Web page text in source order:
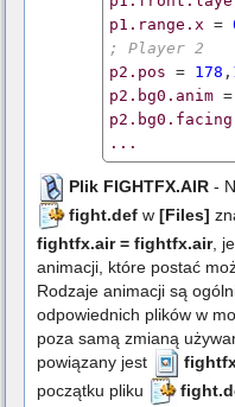
p1.range.x =
; Player 2
p2.pos = 178 ,
p2.bg0.anim =
p2.bg0.facing
...
Plik FIGHTFX.AIR -
fight.def w [Files]
fightfx.air = fightfx.air,
animacji, które postać
Rodzaje animacji są
odpowiednich plików w
poza samą zmianą
powiązany jest
początku pliku